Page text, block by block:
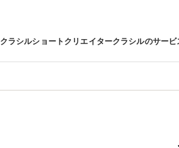
クラシルショートクリエイタークラシルのサービ